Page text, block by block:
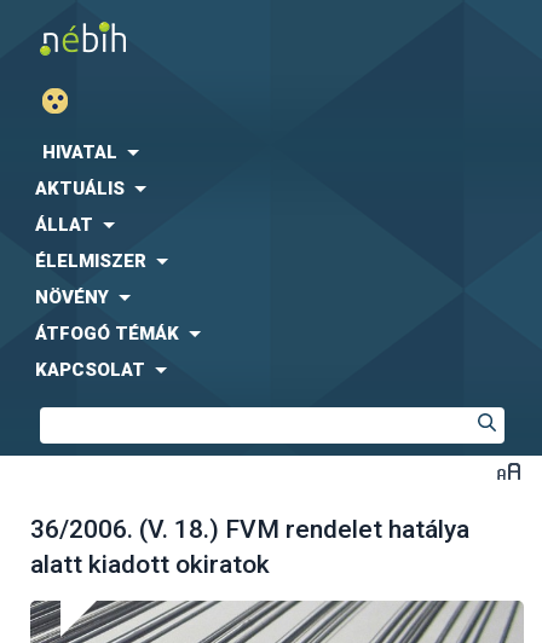
HIVATAL
AKTUÁLIS
ÁLLAT
ÉLELMISZER
NÖVÉNY
ÁTFOGÓ TÉMÁK
KAPCSOLAT
36/2006. (V. 18.) FVM rendelet hatálya
alatt kiadott okiratok